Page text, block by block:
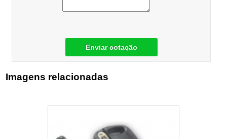
Enviar cotação
Imagens relacionadas